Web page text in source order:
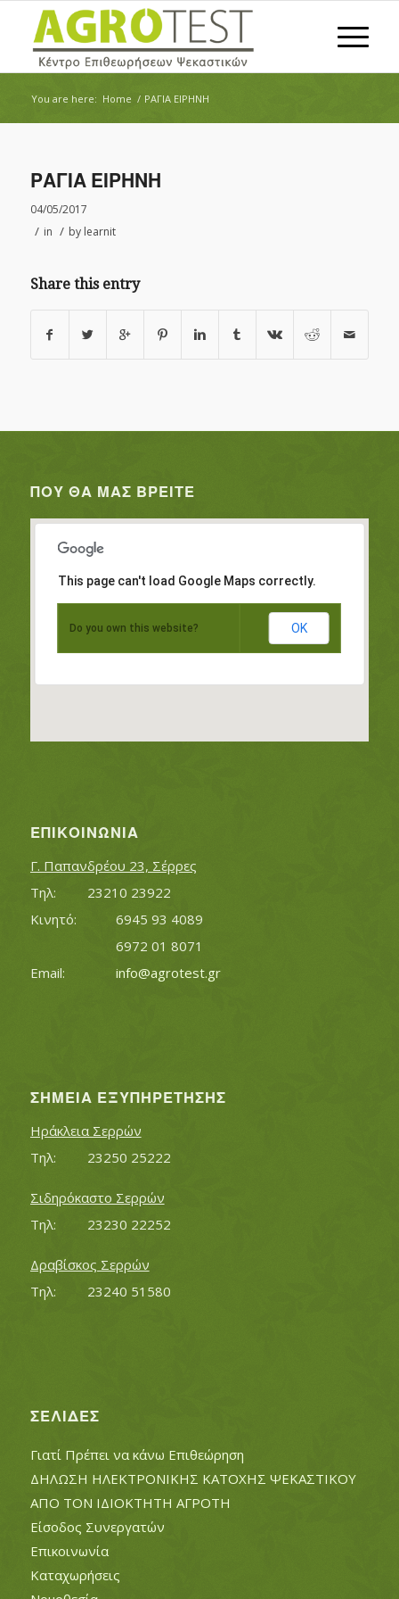
You are here: Home / ΡΑΓΙΑ ΕΙΡΗΝΗ
ΡΑΓΙΑ ΕΙΡΗΝΗ
04/05/2017
/ in / by learnit
Share this entry
ΠΟΥ ΘΑ ΜΑΣ ΒΡΕΊΤΕ
This page can't load Google Maps correctly.
Do you own this website? OK
ΕΠΙΚΟΙΝΩΝΊΑ
Γ. Παπανδρέου 23, Σέρρες
Τηλ:		23210 23922
Κινητό:		6945 93 4089
			6972 01 8071
info@agrotest.gr
ΣΗΜΕΊΑ ΕΞΥΠΗΡΈΤΗΣΗΣ
Ηράκλεια Σερρών
Τηλ:		23250 25222
Σιδηρόκαστο Σερρών
Τηλ:		23230 22252
Δραβίσκος Σερρών
Τηλ:		23240 51580
ΣΕΛΊΔΕΣ
Γιατί Πρέπει να κάνω Επιθεώρηση
ΔΗΛΩΣΗ ΗΛΕΚΤΡΟΝΙΚΗΣ ΚΑΤΟΧΗΣ ΨΕΚΑΣΤΙΚΟΥ
ΑΠΟ ΤΟΝ ΙΔΙΟΚΤΗΤΗ ΑΓΡΟΤΗ
Είσοδος Συνεργατών
Επικοινωνία
Καταχωρήσεις